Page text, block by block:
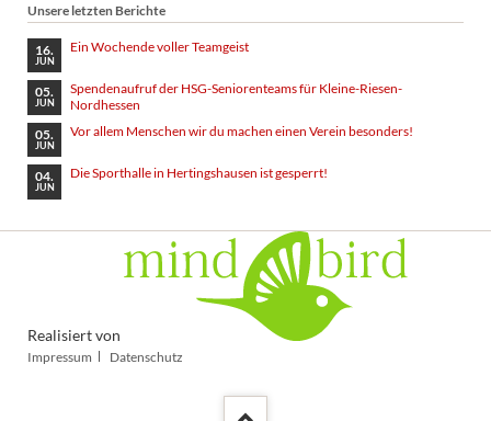
Unsere letzten Berichte
16.
JUN
Ein Wochende voller Teamgeist
05.
JUN
Spendenaufruf der HSG-Seniorenteams für Kleine-Riesen-
Nordhessen
05.
JUN
Vor allem Menschen wir du machen einen Verein besonders!
04.
JUN
Die Sporthalle in Hertingshausen ist gesperrt!
Realisiert von
Navigation
Impressum Datenschutz